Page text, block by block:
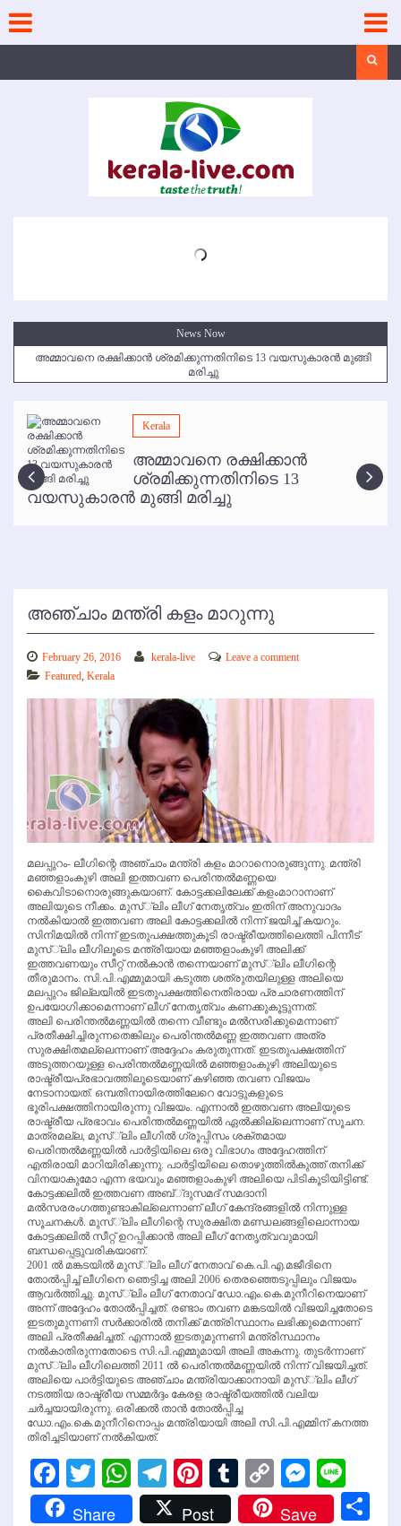
content
News Now
അമ്മാവനെ രക്ഷിക്കാന്‍ ശ്രമിക്കുന്നതിനിടെ 13 വയസുകാരന്‍ മുങ്ങി
മരിച്ചു
മമ്പുറം ആണ്ടു നേര്‍ച്ച ജൂണ്‍ 17 മുതല്‍
ഇനി രമേശ് പിഷാരടി സ്റ്റേജ് ഷോകള്‍ക്ക് ഇല്ല
കോഴിക്കോട് വിമാനത്താവളത്തില്‍ അനധികൃത പാര്‍ക്കിംഗ് പിരിവ് :
പരാതി തള്ളി
Kerala
അമ്മാവനെ രക്ഷിക്കാന്‍
ശ്രമിക്കുന്നതിനിടെ 13
വയസുകാരന്‍ മുങ്ങി മരിച്ചു
അഞ്ചാം മന്ത്രി കളം മാറുന്നു
February 26, 2016 kerala-live
Leave a comment
Featured Kerala
മലപ്പുറം- ലീഗിന്റെ അഞ്ചാം മന്ത്രി കളം മാറാനൊരുങ്ങുന്നു. മന്ത്രി
മഞ്ഞളാംകുഴി അലി ഇത്തവണ പെരിന്തല്‍മണ്ണയെ
കൈവിടാനൊരുങ്ങുകയാണ്. കോട്ടക്കലിലേക്ക് കളംമാറാനാണ്
അലിയുടെ നീക്കം. മുസ്്‌ലിം ലീഗ് നേതൃത്വം ഇതിന് അനുവാദം
നല്‍കിയാല്‍ ഇത്തവണ അലി കോട്ടക്കലില്‍ നിന്ന് ജയിച്ച് കയറും.
സിനിമയില്‍ നിന്ന് ഇടതുപക്ഷത്തുകൂടി രാഷ്ട്രീയത്തിലെത്തി പിന്നീട്
മുസ്്‌ലിം ലീഗിലൂടെ മന്ത്രിയായ മഞ്ഞളാംകുഴി അലിക്ക്
ഇത്തവണയും സീറ്റ് നല്‍കാന്‍ തന്നെയാണ് മുസ്്‌ലിം ലീഗിന്റെ
തീരുമാനം. സി.പി.എമ്മുമായി കടുത്ത ശത്രുതയിലുള്ള അലിയെ
മലപ്പുറം ജില്ലയില്‍ ഇടതുപക്ഷത്തിനെതിരായ പ്രചാരണത്തിന്
ഉപയോഗിക്കാമെന്നാണ് ലീഗ് നേതൃത്വം കണക്കുകൂട്ടുന്നത്.
അലി പെരിന്തല്‍മണ്ണയില്‍ തന്നെ വീണ്ടും മല്‍സരിക്കുമെന്നാണ്
പ്രതീക്ഷിച്ചിരുന്നതെങ്കിലും പെരിന്തല്‍മണ്ണ ഇത്തവണ അത്ര
സുരക്ഷിതമല്ലെന്നാണ് അദ്ദേഹം കരുതുന്നത്. ഇടതുപക്ഷത്തിന്
അടുത്തറയുള്ള പെരിന്തല്‍മണ്ണയില്‍ മഞ്ഞളാംകുഴി അലിയുടെ
രാഷ്ട്രീയപ്രഭാവത്തിലൂടെയാണ് കഴിഞ്ഞ തവണ വിജയം
നേടാനായത്. ഒമ്പതിനായിരത്തിലേറെ വോട്ടുകളുടെ
ഭൂരിപക്ഷത്തിനായിരുന്നു വിജയം. എന്നാല്‍ ഇത്തവണ അലിയുടെ
രാഷ്ട്രീയ പ്രഭാവം പെരിന്തല്‍മണ്ണയില്‍ ഏല്‍ക്കില്ലെന്നാണ് സൂചന.
മാത്രമല്ല, മുസ്്‌ലിം ലീഗില്‍ ഗ്രൂപ്പിസം ശക്തമായ
പെരിന്തല്‍മണ്ണയില്‍ പാര്‍ട്ടിയിലെ ഒരു വിഭാഗം അദ്ദേഹത്തിന്
എതിരായി മാറിയിരിക്കുന്നു. പാര്‍ട്ടിയിലെ തൊഴുത്തില്‍കുത്ത് തനിക്ക്
വിനയാകുമോ എന്ന ഭയവും മഞ്ഞളാംകുഴി അലിയെ പിടികൂടിയിട്ടിണ്ട്.
കോട്ടക്കലില്‍ ഇത്തവണ അബ്്ദുസമദ് സമദാനി
മല്‍സരരംഗത്തുണ്ടാകില്ലെന്നാണ് ലീഗ് കേന്ദ്രങ്ങളില്‍ നിന്നുള്ള
സൂചനകള്‍. മുസ്്‌ലിം ലീഗിന്റെ സുരക്ഷിത മണ്ഡലങ്ങളിലൊന്നായ
കോട്ടക്കലില്‍ സീറ്റ് ഉറപ്പിക്കാന്‍ അലി ലീഗ് നേതൃത്വവുമായി
ബന്ധപ്പെട്ടുവരികയാണ്.
2001 ല്‍ മങ്കടയില്‍ മുസ്്‌ലിം ലീഗ് നേതാവ് കെ.പി.എ.മജീദിനെ
തോല്‍പ്പിച്ച് ലീഗിനെ ഞെട്ടിച്ച അലി 2006 തെരഞ്ഞെടുപ്പിലും വിജയം
ആവര്‍ത്തിച്ചു. മുസ്്‌ലിം ലീഗ് നേതാവ് ഡോ.എം.കെ.മുനീറിനെയാണ്
അന്ന് അദ്ദേഹം തോല്‍പ്പിച്ചത്. രണ്ടാം തവണ മങ്കടയില്‍ വിജയിച്ചതോടെ
ഇടതുമുന്നണി സര്‍ക്കാരില്‍ തനിക്ക് മന്ത്രിസ്ഥാനം ലഭിക്കുമെന്നാണ്
അലി പ്രതീക്ഷിച്ചത്. എന്നാല്‍ ഇടതുമുന്നണി മന്ത്രിസ്ഥാനം
നല്‍കാതിരുന്നതോടെ സി.പി.എമ്മുമായി അലി അകന്നു. തുടര്‍ന്നാണ്
മുസ്്‌ലിം ലീഗിലെത്തി 2011 ല്‍ പെരിന്തല്‍മണ്ണയില്‍ നിന്ന് വിജയിച്ചത്.
അലിയെ പാര്‍ട്ടിയുടെ അഞ്ചാം മന്ത്രിയാക്കാനായി മുസ്്‌ലിം ലീഗ്
നടത്തിയ രാഷ്ട്രീയ സമ്മര്‍ദ്ദം കേരള രാഷ്ട്രീയത്തില്‍ വലിയ
ചര്‍ച്ചയായിരുന്നു. ഒരിക്കല്‍ താന്‍ തോല്‍പ്പിച്ച
ഡോ.എം.കെ.മുനീറിനൊപ്പം മന്ത്രിയായി അലി സി.പി.എമ്മിന് കനത്ത
തിരിച്ചടിയാണ് നല്‍കിയത്.
Facebook
TwitterWhatsApp
Telegram
Pinterest
Tumblr
Copy
Link
Share Post Save